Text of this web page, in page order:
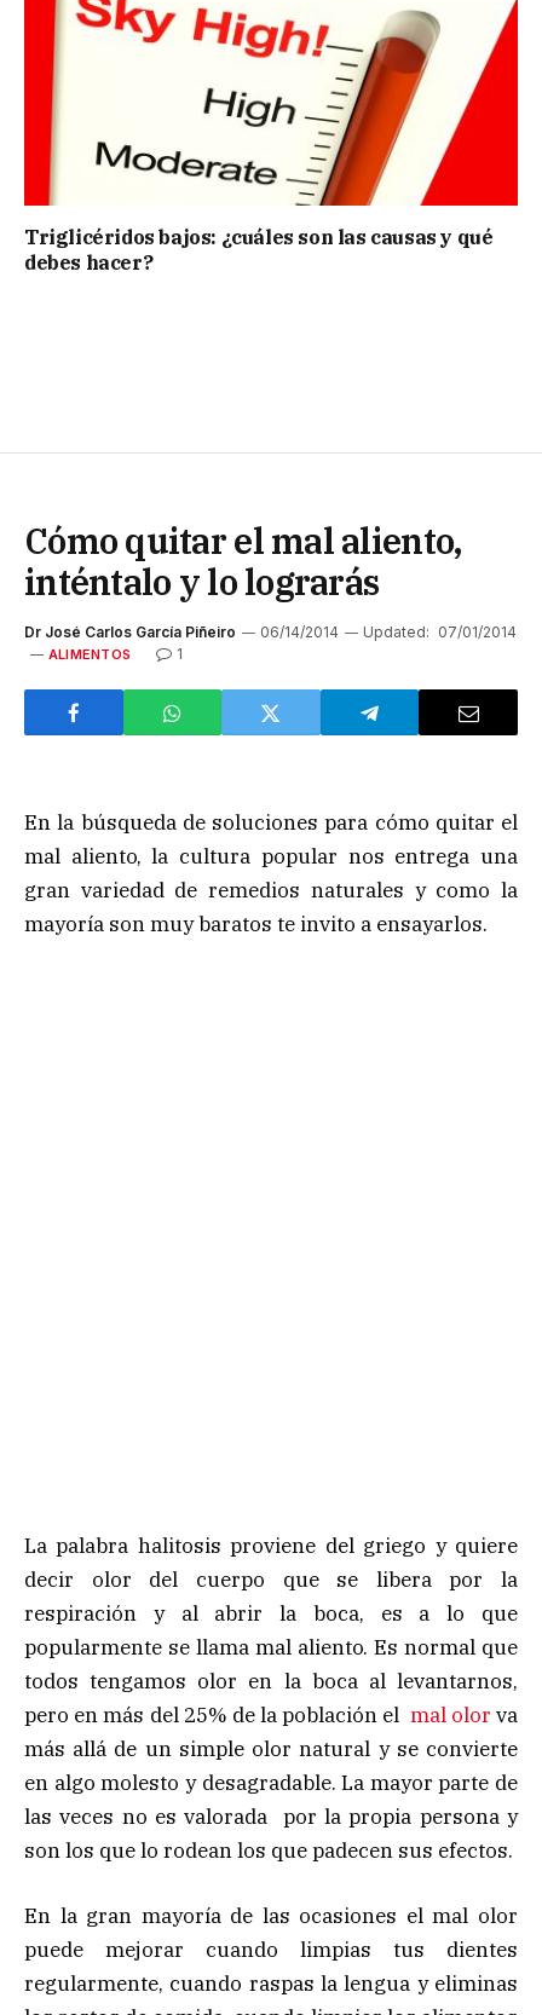
Triglicéridos bajos: ¿cuáles son las causas y qué
debes hacer?
Cómo quitar el mal aliento,
inténtalo y lo lograrás
Dr José Carlos García Piñeiro 06/14/2014 Updated: 07/01/2014
ALIMENTOS 1
En la búsqueda de soluciones para cómo quitar el
mal aliento, la cultura popular nos entrega una
gran variedad de remedios naturales y como la
mayoría son muy baratos te invito a ensayarlos.
La palabra halitosis proviene del griego y quiere
decir olor del cuerpo que se libera por la
respiración y al abrir la boca, es a lo que
popularmente se llama mal aliento. Es normal que
todos tengamos olor en la boca al levantarnos,
pero en más del 25% de la población el mal olor va
más allá de un simple olor natural y se convierte
en algo molesto y desagradable. La mayor parte de
las veces no es valorada por la propia persona y
son los que lo rodean los que padecen sus efectos.
En la gran mayoría de las ocasiones el mal olor
puede mejorar cuando limpias tus dientes
regularmente, cuando raspas la lengua y eliminas